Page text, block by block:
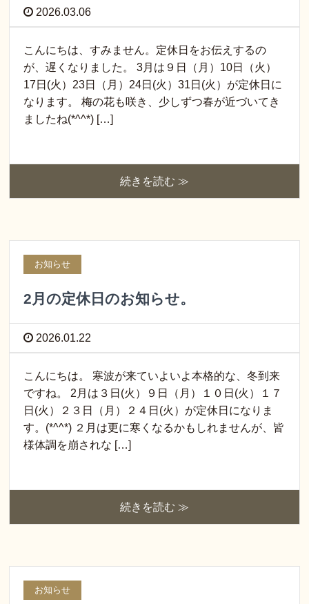
2026.03.06
こんにちは、すみません。定休日をお伝えするの
が、遅くなりました。 3月は９日（月）10日（火）
17日(火）23日（月）24日(火）31日(火）が定休日に
なります。 梅の花も咲き、少しずつ春が近づいてき
ましたね(*^^*) […]
続きを読む ≫
お知らせ
2月の定休日のお知らせ。
2026.01.22
こんにちは。 寒波が来ていよいよ本格的な、冬到来
ですね。 2月は３日(火）９日（月）１０日(火）１７
日(火）２３日（月）２４日(火）が定休日になりま
す。(*^^*) ２月は更に寒くなるかもしれませんが、皆
様体調を崩されな […]
続きを読む ≫
お知らせ